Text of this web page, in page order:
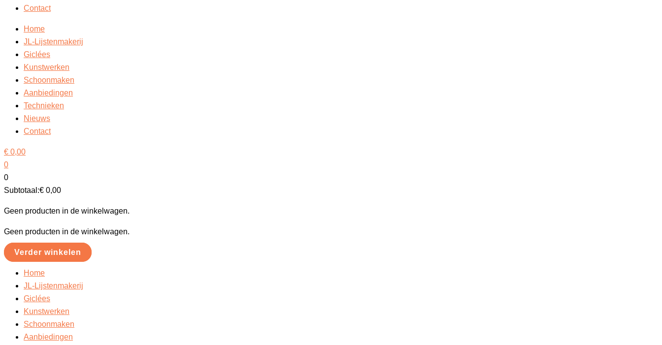
Contact
Home
JL-Lijstenmakerij
Giclées
Kunstwerken
Schoonmaken
Aanbiedingen
Technieken
Nieuws
Contact
€ 0,00
0
0
Subtotaal:€ 0,00
Geen producten in de winkelwagen.
Geen producten in de winkelwagen.
Verder winkelen
Home
JL-Lijstenmakerij
Giclées
Kunstwerken
Schoonmaken
Aanbiedingen